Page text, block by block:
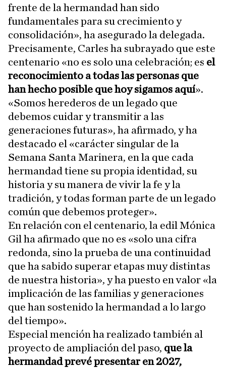
frente de la hermandad han sido
fundamentales para su crecimiento y
consolidación», ha asegurado la delegada.
Precisamente, Carles ha subrayado que este
centenario «no es solo una celebración; es el
reconocimiento a todas las personas que
han hecho posible que hoy sigamos aquí».
«Somos herederos de un legado que
debemos cuidar y transmitir a las
generaciones futuras», ha afirmado, y ha
destacado el «carácter singular de la
Semana Santa Marinera, en la que cada
hermandad tiene su propia identidad, su
historia y su manera de vivir la fe y la
tradición, y todas forman parte de un legado
común que debemos proteger».
En relación con el centenario, la edil Mónica
Gil ha afirmado que no es «solo una cifra
redonda, sino la prueba de una continuidad
que ha sabido superar etapas muy distintas
de nuestra historia», y ha puesto en valor «la
implicación de las familias y generaciones
que han sostenido la hermandad a lo largo
del tiempo».
Especial mención ha realizado también al
proyecto de ampliación del paso, que la
hermandad prevé presentar en 2027,